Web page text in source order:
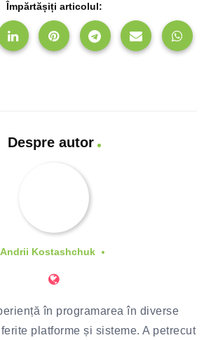
Împărtășiți articolul:
Despre autor
Andrii Kostashchuk
în programarea în diverse
platforme și sisteme. A petrecut